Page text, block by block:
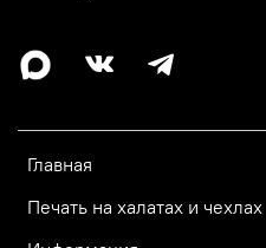
Главная
Печать на халатах и чехлах